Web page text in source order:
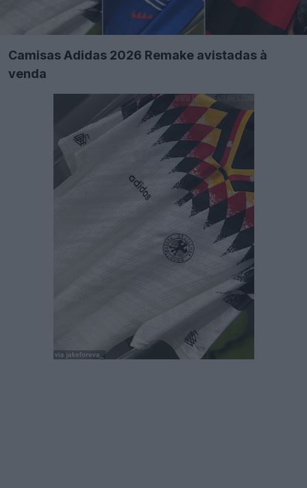
Camisas Adidas 2026 Remake avistadas à
venda